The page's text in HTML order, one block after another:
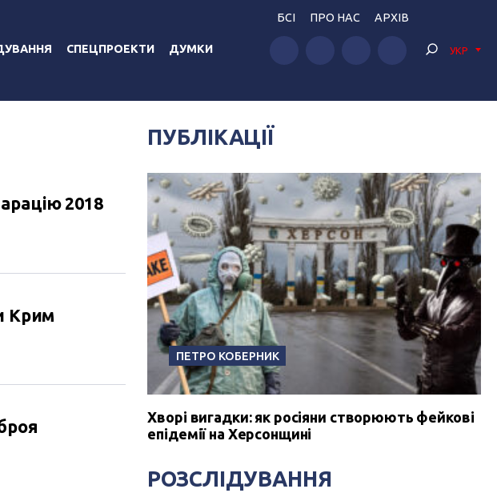
СПЕЦПРОЕКТИ ДУМКИ
БСІ ПРО НАС АРХІВ
УКР
2018
Крим
ПУБЛІКАЦІЇ
ПЕТРО КОБЕРНИК
Хворі вигадки: як росіяни створюють фейкові
епідемії на Херсонщині
РОЗСЛІДУВАННЯ